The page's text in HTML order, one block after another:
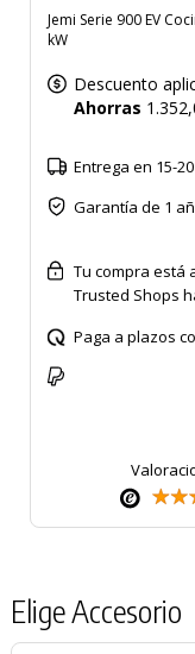
Jemi Serie 900 EV
kW
Descuento
Ahorras
Entrega en 15-
Garantía de 1
Tu compra está
Trusted Shops
Paga a plazos
Elige Accesorio